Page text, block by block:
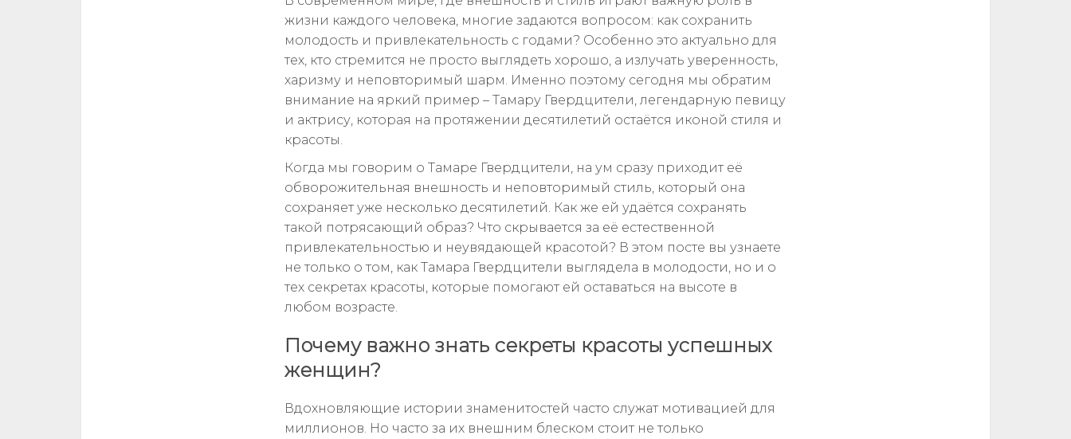
жизни каждого человека, многие задаются вопросом: как сохранить
молодость и привлекательность с годами? Особенно это актуально для
тех, кто стремится не просто выглядеть хорошо, а излучать уверенность,
харизму и неповторимый шарм. Именно поэтому сегодня мы обратим
внимание на яркий пример – Тамару Гвердцители, легендарную певицу
и актрису, которая на протяжении десятилетий остаётся иконой стиля и
красоты.
Когда мы говорим о Тамаре Гвердцители, на ум сразу приходит её
обворожительная внешность и неповторимый стиль, который она
сохраняет уже несколько десятилетий. Как же ей удаётся сохранять
такой потрясающий образ? Что скрывается за её естественной
привлекательностью и неувядающей красотой? В этом посте вы узнаете
не только о том, как Тамара Гвердцители выглядела в молодости, но и о
тех секретах красоты, которые помогают ей оставаться на высоте в
любом возрасте.
Почему важно знать секреты красоты успешных
женщин?
Вдохновляющие истории знаменитостей часто служат мотивацией для
миллионов. Но часто за их внешним блеском стоит не только